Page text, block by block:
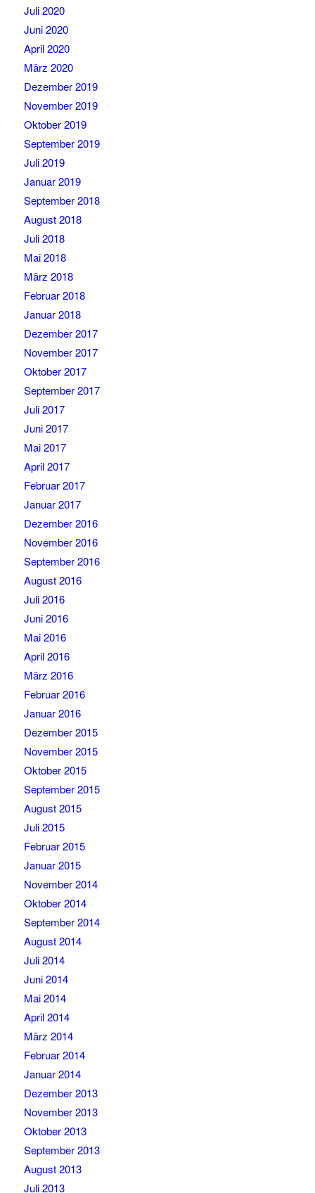
Juli 2020
Juni 2020
April 2020
März 2020
Dezember 2019
November 2019
Oktober 2019
September 2019
Juli 2019
Januar 2019
September 2018
August 2018
Juli 2018
Mai 2018
März 2018
Februar 2018
Januar 2018
Dezember 2017
November 2017
Oktober 2017
September 2017
Juli 2017
Juni 2017
Mai 2017
April 2017
Februar 2017
Januar 2017
Dezember 2016
November 2016
September 2016
August 2016
Juli 2016
Juni 2016
Mai 2016
April 2016
März 2016
Februar 2016
Januar 2016
Dezember 2015
November 2015
Oktober 2015
September 2015
August 2015
Juli 2015
Februar 2015
Januar 2015
November 2014
Oktober 2014
September 2014
August 2014
Juli 2014
Juni 2014
Mai 2014
April 2014
März 2014
Februar 2014
Januar 2014
Dezember 2013
November 2013
Oktober 2013
September 2013
August 2013
Juli 2013